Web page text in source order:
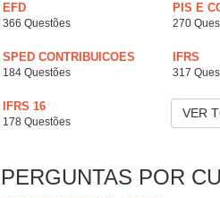
EFD
366 Questões
PIS E
270
SPED CONTRIBUICOES
184 Questões
IFRS
317
IFRS 16
178 Questões
VER
PERGUNTAS POR